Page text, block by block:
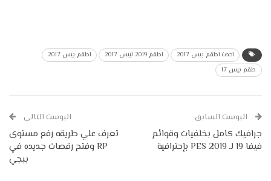
احدث اطقم بيس 2017 اطقم 2019 لبيس 2017
اطقم بيس 2017
طقم بيس 17
البوست السابق
جرافيك كامل بخلفيات وقوائم
فيفا 19 لـ PES 2019 بإحترافية
البوست التالي
تعرف علي طريقه رفع مستوى
RP وفتح رقصات جديده في
ببجي